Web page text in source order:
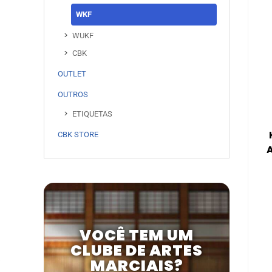
WKF
WUKF
CBK
OUTLET
OUTROS
ETIQUETAS
CBK STORE
VOCÊ TEM UM
CLUBE DE ARTES
MARCIAIS?